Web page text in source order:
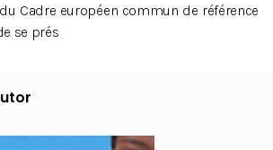
Cadre européen commun de référence
se prés